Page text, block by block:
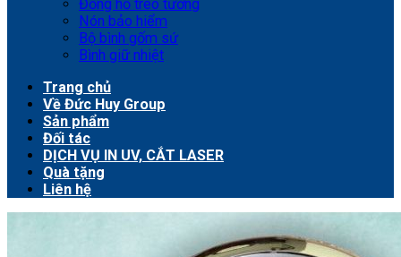
Đồng hồ treo tường
Nón bảo hiểm
Bộ bình gốm sứ
Bình giữ nhiệt
Trang chủ
Về Đức Huy Group
Sản phẩm
Đối tác
DỊCH VỤ IN UV, CẮT LASER
Quà tặng
Liên hệ